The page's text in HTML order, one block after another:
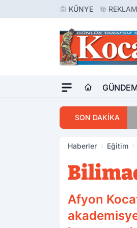
KÜNYE REKLAM
SON DAKİKA
Haberler Eğitim
Afyon